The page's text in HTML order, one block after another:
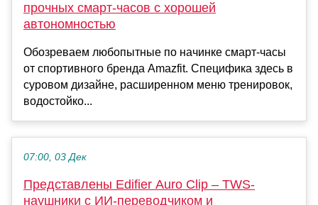
прочных смарт-часов с хорошей
автономностью
Обозреваем любопытные по начинке смарт-часы
от спортивного бренда Amazfit. Специфика здесь в
суровом дизайне, расширенном меню тренировок,
водостойко...
07:00, 03 Дек
Представлены Edifier Auro Clip – TWS-
наушники с ИИ-переводчиком и